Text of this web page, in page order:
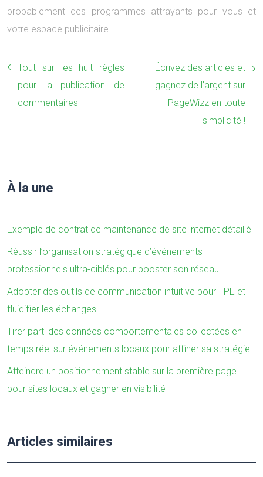
probablement des programmes attrayants pour vous et
votre espace publicitaire.
Tout sur les huit règles
pour la publication de
commentaires
Écrivez des articles et
gagnez de l’argent sur
PageWizz en toute
simplicité !
À la une
Exemple de contrat de maintenance de site internet détaillé
Réussir l’organisation stratégique d’événements
professionnels ultra-ciblés pour booster son réseau
Adopter des outils de communication intuitive pour TPE et
fluidifier les échanges
Tirer parti des données comportementales collectées en
temps réel sur événements locaux pour affiner sa stratégie
Atteindre un positionnement stable sur la première page
pour sites locaux et gagner en visibilité
Articles similaires